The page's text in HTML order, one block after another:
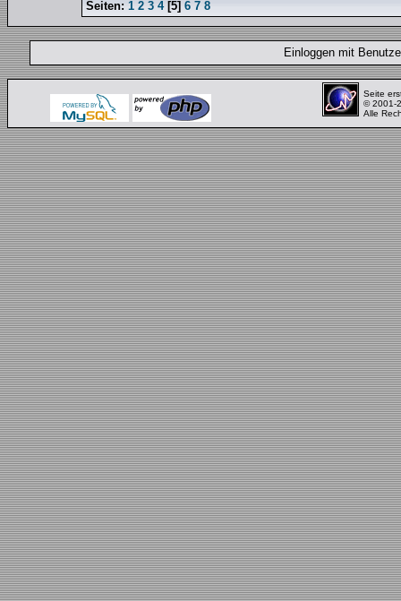
Seiten: 1 2 3 4[5] 6 7 8
Einloggen mit
Seite
© 2001-
Alle